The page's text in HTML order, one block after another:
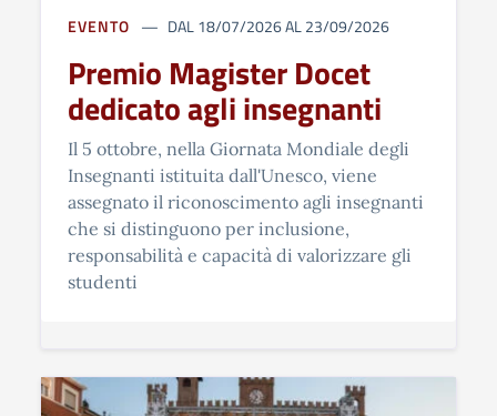
EVENTO DAL 18/07/2026 AL 23/09/2026
Premio Magister Docet
dedicato agli insegnanti
Il 5 ottobre, nella Giornata Mondiale degli
Insegnanti istituita dall'Unesco, viene
assegnato il riconoscimento agli insegnanti
che si distinguono per inclusione,
responsabilità e capacità di valorizzare gli
studenti